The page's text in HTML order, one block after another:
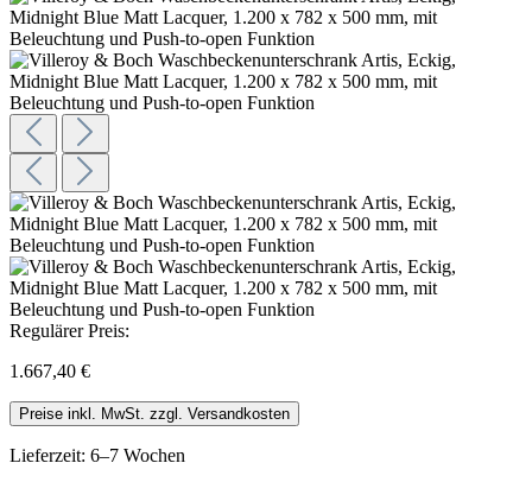
Regulärer Preis:
1.667,40 €
Preise inkl. MwSt. zzgl. Versandkosten
Lieferzeit: 6–7 Wochen